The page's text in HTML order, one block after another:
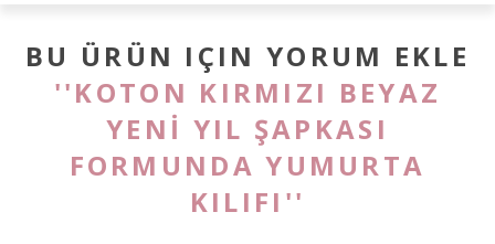
BU ÜRÜN IÇIN YORUM EKLE
KOTON KIRMIZI BEYAZ
YENİ YIL ŞAPKASI
FORMUNDA YUMURTA
KILIFI